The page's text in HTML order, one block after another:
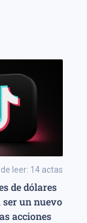
leer: 14 actas
de dólares
un nuevo
acciones